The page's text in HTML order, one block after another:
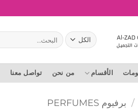
البحث
عن:
الأقسام من نحن تواصل معنا
/ برفيوم PERFUMES